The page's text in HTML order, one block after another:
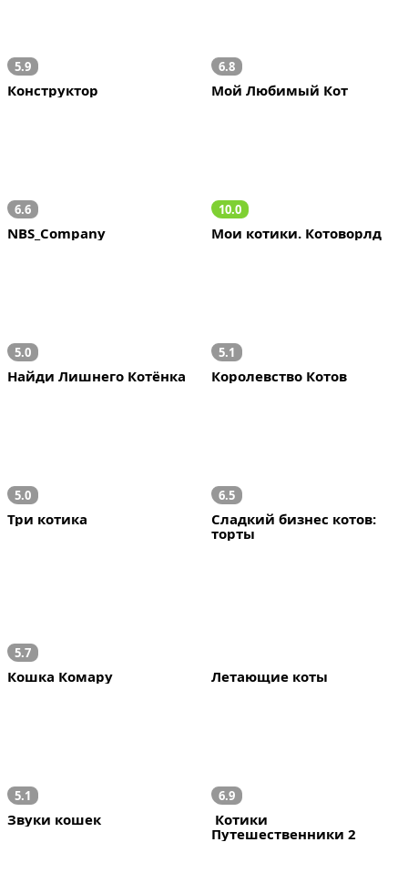
5.9
Конструктор
6.8
Мой Любимый Кот
6.6
NBS_Company
10.0
Мои котики. Котоворлд
5.0
Найди Лишнего Котёнка
5.1
Королевство Котов
5.0
Три котика
6.5
Сладкий бизнес котов:
торты
5.7
Кошка Комару Летающие коты
5.1
Звуки кошек
6.9
Котики
Путешественники 2